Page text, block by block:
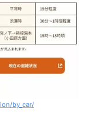
by_car/